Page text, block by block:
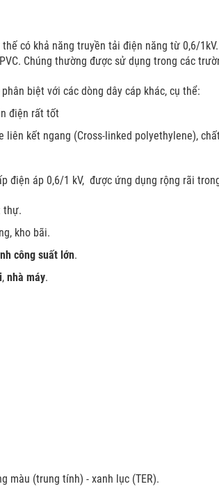
có khả năng truyền tải điện năng từ 0,6/
Chúng thường được sử dụng trong các
biệt với các dòng dây cáp khác, cụ thể:
điện rất tốt
liên kết ngang (Cross-linked polyethylene),
điện áp 0,6/1 kV, được ứng dụng rộng rãi
thự.
kho bãi.
công suất lớn.
, nhà máy.
màu (trung tính) - xanh lục (TER).